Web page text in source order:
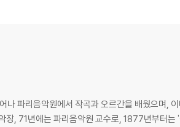
리음악원에서 작곡과 오르간을 배웠으며, 이
, 71년에는 파리음악원 교수로, 1877년부터는